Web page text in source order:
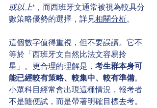
或以上*，而西班牙文通常被視為較具分
數策略優勢的選擇，詳見相關分析。
這個數字值得重視，但不要誤讀。它不
等於「西班牙文自然比法文容易拎
星」。更合理的理解是， 考生群本身可
能已經較有策略、較集中、較有準備。
小眾科目經常會出現這種情況，報考者
不是隨便試，而是帶著明確目標去考。